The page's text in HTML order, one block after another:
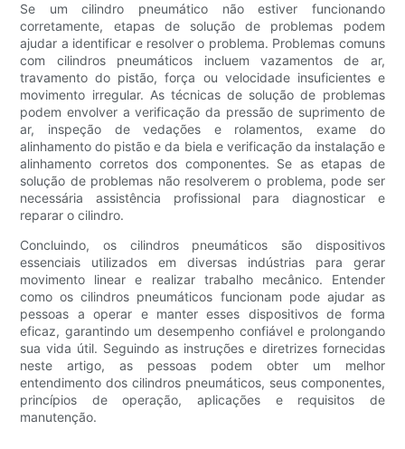
Se um cilindro pneumático não estiver funcionando
corretamente, etapas de solução de problemas podem
ajudar a identificar e resolver o problema. Problemas comuns
com cilindros pneumáticos incluem vazamentos de ar,
travamento do pistão, força ou velocidade insuficientes e
movimento irregular. As técnicas de solução de problemas
podem envolver a verificação da pressão de suprimento de
ar, inspeção de vedações e rolamentos, exame do
alinhamento do pistão e da biela e verificação da instalação e
alinhamento corretos dos componentes. Se as etapas de
solução de problemas não resolverem o problema, pode ser
necessária assistência profissional para diagnosticar e
reparar o cilindro.
Concluindo, os cilindros pneumáticos são dispositivos
essenciais utilizados em diversas indústrias para gerar
movimento linear e realizar trabalho mecânico. Entender
como os cilindros pneumáticos funcionam pode ajudar as
pessoas a operar e manter esses dispositivos de forma
eficaz, garantindo um desempenho confiável e prolongando
sua vida útil. Seguindo as instruções e diretrizes fornecidas
neste artigo, as pessoas podem obter um melhor
entendimento dos cilindros pneumáticos, seus componentes,
princípios de operação, aplicações e requisitos de
manutenção.